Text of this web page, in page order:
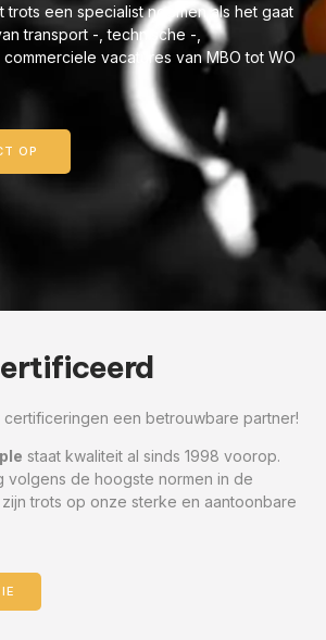
trots een specialist noemen als het gaat
transport -, technische -,
vacatures van MBO tot WO
OP
certificeringen een betrouwbare partner!
staat kwaliteit al sinds 1998 voorop.
volgens de hoogste normen in de
trots op onze sterke en aantoonbare